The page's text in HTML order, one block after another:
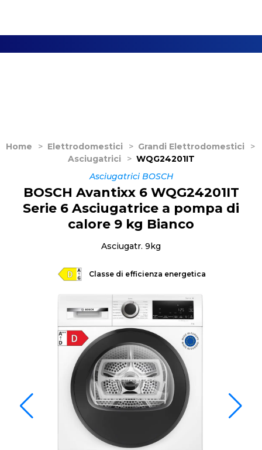
Home > Elettrodomestici > Grandi Elettrodomestici
>
Asciugatrici
> WQG24201IT
Asciugatrici BOSCH
Classe di efficienza energetica
BOSCH Avantixx 6 WQG24201IT
Serie 6 Asciugatrice a pompa di
calore 9 kg Bianco
Asciugatr. 9kg